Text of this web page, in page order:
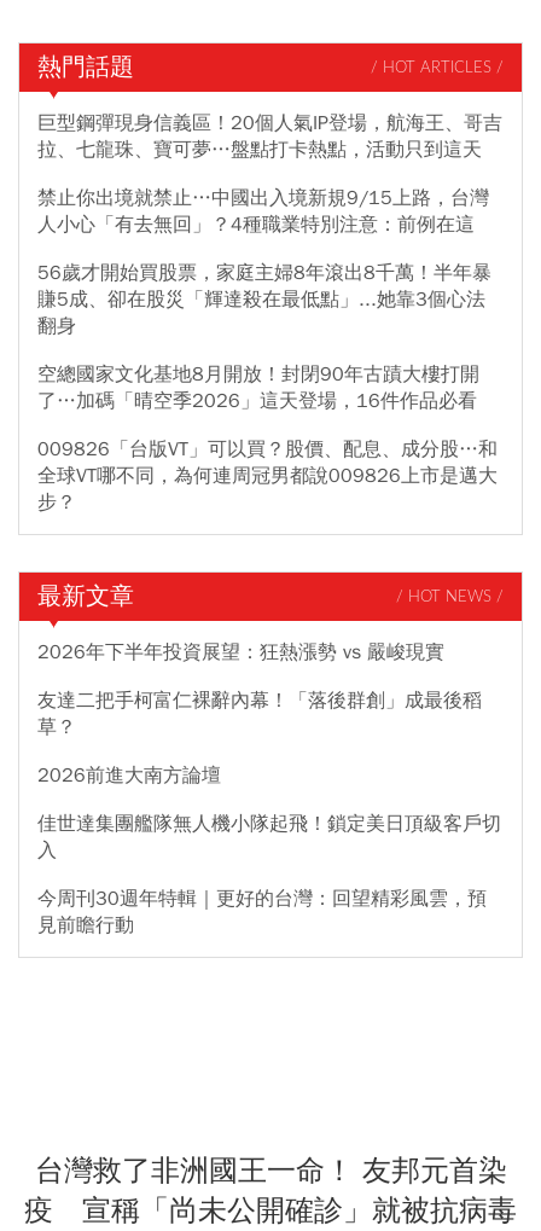
熱門話題 / HOT ARTICLES /
巨型鋼彈現身信義區！20個人氣IP登場，航海王、哥吉
拉、七龍珠、寶可夢…盤點打卡熱點，活動只到這天
禁止你出境就禁止…中國出入境新規9/15上路，台灣
人小心「有去無回」？4種職業特別注意：前例在這
56歲才開始買股票，家庭主婦8年滾出8千萬！半年暴
賺5成、卻在股災「輝達殺在最低點」...她靠3個心法
翻身
空總國家文化基地8月開放！封閉90年古蹟大樓打開
了…加碼「晴空季2026」這天登場，16件作品必看
009826「台版VT」可以買？股價、配息、成分股…和
全球VT哪不同，為何連周冠男都說009826上市是邁大
步？
最新文章 / HOT NEWS /
2026年下半年投資展望：狂熱漲勢 vs 嚴峻現實
友達二把手柯富仁裸辭內幕！「落後群創」成最後稻
草？
2026前進大南方論壇
佳世達集團艦隊無人機小隊起飛！鎖定美日頂級客戶切
入
今周刊30週年特輯｜更好的台灣：回望精彩風雲，預
見前瞻行動
台灣救了非洲國王一命！ 友邦元首染
疫 宣稱「尚未公開確診」就被抗病毒